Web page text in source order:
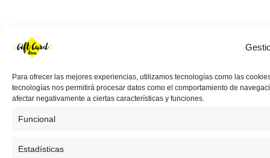
Para ofrecer las mejores experiencias, utilizamos tecnologías como las
tecnologías nos permitirá procesar datos como el comportamiento de
afectar negativamente a ciertas características y funciones.
Funcional
Estadísticas